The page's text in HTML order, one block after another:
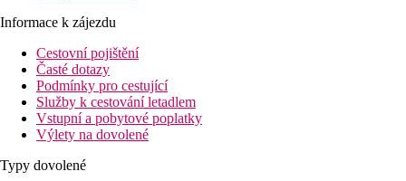
Informace k zájezdu
Cestovní pojištění
Časté dotazy
Podmínky pro cestující
Služby k cestování letadlem
Vstupní a pobytové poplatky
Výlety na dovolené
Typy dovolené